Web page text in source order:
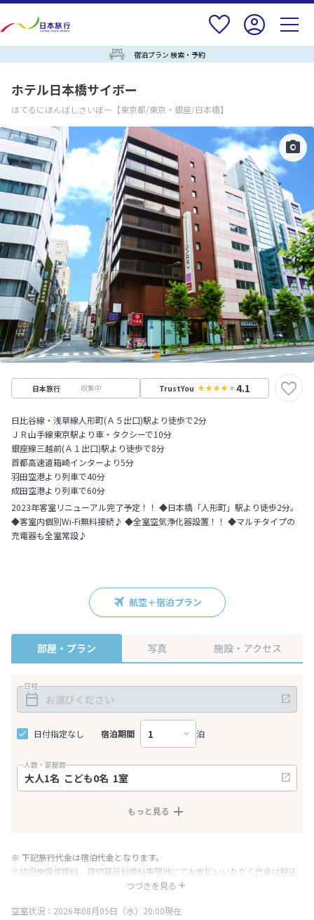
宿泊プラン 検索・予約
ホテル日本橋サイボー
ほてるにほんばしさいぼー 【東京都/東京・銀座/日本橋】
日本旅行 収集中 TrustYou 4.1
日比谷線・浅草線人形町(Ａ５出口)駅より徒歩で2分
ＪＲ山手線東京駅より車・タクシーで10分
銀座線三越前(Ａ１出口)駅より徒歩で8分
首都高速道箱崎インターより5分
羽田空港より列車で40分
成田空港より列車で60分
2023年客室リニューアル完了予定！！ ◆日本橋「人形町」駅より徒歩2分。
◆客室内個別Wi-Fi無料接続♪ ◆全室空気浄化器設置！！ ◆マルチタイプの
充電器も全室常設♪
航空＋宿泊プラン
部屋・プラン 写真 施設・アクセス
日程
日付指定なし 宿泊期間 泊
人数・部屋数
もっと見る
つづきを見る
※ 下記旅行代金は宿泊代金となります。
※幼児施設使用料、貸切風呂利用料等現地にてお支払いいただく代金は税込
み表記となりますが、消費税増税に伴い代金が一部変更となる場合がござい
※表示されている旅行代金・プラン内容は一定時間ごとに更新されます。最
空室状況：2026年08月05日（水）20:00現在